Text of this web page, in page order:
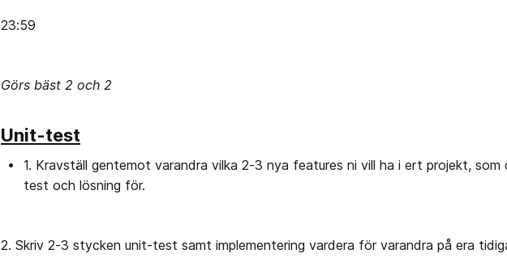
23:59
Görs bäst 2 och 2
Unit-test
1. Kravställ gentemot varandra vilka 2-3 nya features ni vill ha i ert projekt, som
test och lösning för.
2. Skriv 2-3 stycken unit-test samt implementering vardera för varandra på era